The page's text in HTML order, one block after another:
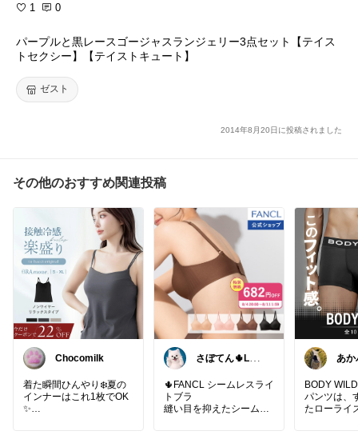
1 0
パープルと黒レースゴージャスランジェリー3点セット【テイス
トセクシー】【テイストキュート】
ゼスト
2014年8月20日に投稿されました
その他のおすすめ関連投稿
Chocomilk
着た瞬間ひんやり❄️夏の
インナーはこれ1枚でOK
✨
さぼてん🌵LEE
🌵FANCL シームレスライ
トブラ
縫い目を抑えたシームレ
あか
BODY
パンツは、
たローライ